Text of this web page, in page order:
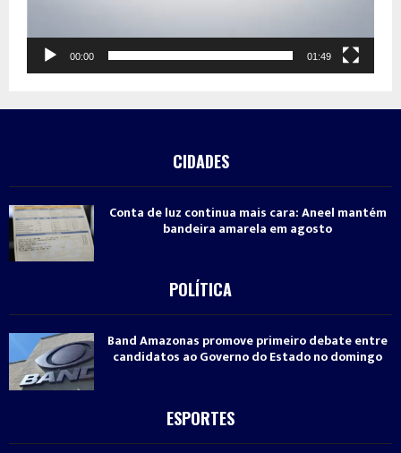
00:00 01:49
CIDADES
Conta de luz continua mais cara: Aneel mantém
bandeira amarela em agosto
POLÍTICA
Band Amazonas promove primeiro debate entre
candidatos ao Governo do Estado no domingo
ESPORTES